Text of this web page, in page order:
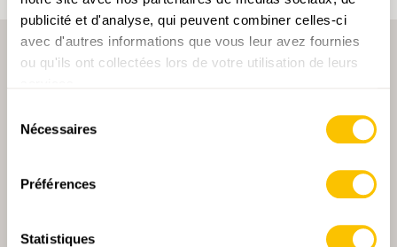
publicité et d'analyse, qui peuvent combiner celles-ci
avec d'autres informations que vous leur avez fournies
ou qu'ils ont collectées lors de votre utilisation de leurs
Nécessaires
Préférences
Statistiques